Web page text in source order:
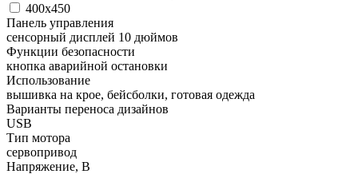
400х450
Панель управления
сенсорный дисплей 10 дюймов
Функции безопасности
кнопка аварийной остановки
Использование
вышивка на крое, бейсболки, готовая одежда
Варианты переноса дизайнов
USB
Тип мотора
сервопривод
Напряжение, В